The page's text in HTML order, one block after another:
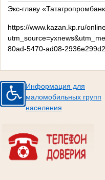
Экс-главу
https://www.kazan.kp.ru/
80ad-5470-ad08-
Информация для
маломобильных групп
населения